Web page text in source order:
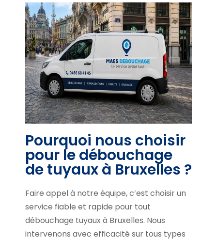
Pourquoi nous choisir
pour le débouchage
de tuyaux à Bruxelles ?
Faire appel à notre équipe, c’est choisir un
service fiable et rapide pour tout
débouchage tuyaux à Bruxelles. Nous
intervenons avec efficacité sur tous types